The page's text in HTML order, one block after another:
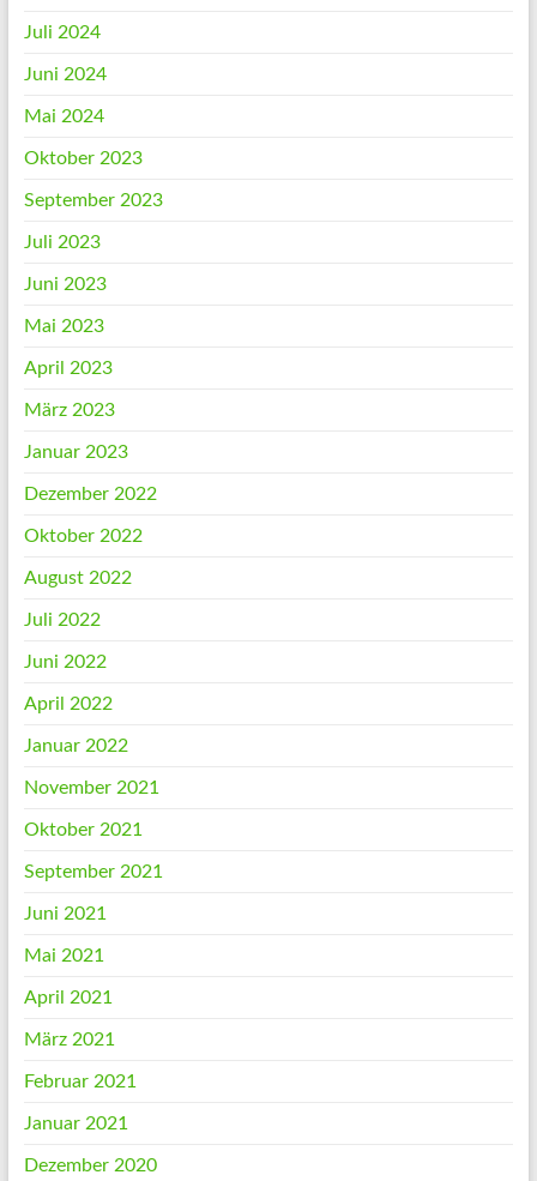
Juli 2024
Juni 2024
Mai 2024
Oktober 2023
September 2023
Juli 2023
Juni 2023
Mai 2023
April 2023
März 2023
Januar 2023
Dezember 2022
Oktober 2022
August 2022
Juli 2022
Juni 2022
April 2022
Januar 2022
November 2021
Oktober 2021
September 2021
Juni 2021
Mai 2021
April 2021
März 2021
Februar 2021
Januar 2021
Dezember 2020